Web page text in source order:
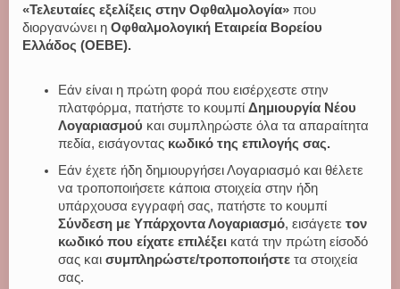
«Τελευταίες εξελίξεις στην Οφθαλμολογία» που
διοργανώνει η Οφθαλμολογική Εταιρεία Βορείου
Ελλάδος (ΟΕΒΕ).
Εάν είναι η πρώτη φορά που εισέρχεστε στην
πλατφόρμα, πατήστε το κουμπί Δημιουργία Νέου
Λογαριασμού και συμπληρώστε όλα τα απαραίτητα
πεδία, εισάγοντας κωδικό της επιλογής σας.
Εάν έχετε ήδη δημιουργήσει Λογαριασμό και θέλετε
να τροποποιήσετε κάποια στοιχεία στην ήδη
υπάρχουσα εγγραφή σας, πατήστε το κουμπί
Σύνδεση με Υπάρχοντα Λογαριασμό, εισάγετε τον
κωδικό που είχατε επιλέξει κατά την πρώτη είσοδό
σας και συμπληρώστε/τροποποιήστε τα στοιχεία
σας.